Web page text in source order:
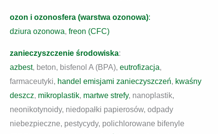
ozon i ozonosfera (warstwa ozonowa):
dziura ozonowa, freon (CFC)
zanieczyszczenie środowiska:
azbest, beton, bisfenol A (BPA), eutrofizacja,
farmaceutyki, handel emisjami zanieczyszczeń, kwaśny
deszcz, mikroplastik, martwe strefy, nanoplastik,
neonikotynoidy, niedopałki papierosów, odpady
niebezpieczne, pestycydy, polichlorowane bifenyle